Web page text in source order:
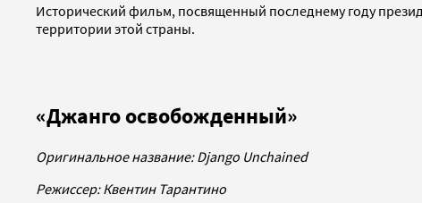
Исторический фильм, посвященный последнему году
территории этой страны.
«Джанго освобожденный»
Оригинальное название:Django Unchained
Режиссер: Квентин Тарантино